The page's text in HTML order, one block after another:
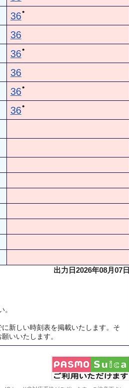
36●
36
36●
36
36●
36●
出力日2026年08月07日
新しい時刻表を掲載いたします。そ
いいたします。